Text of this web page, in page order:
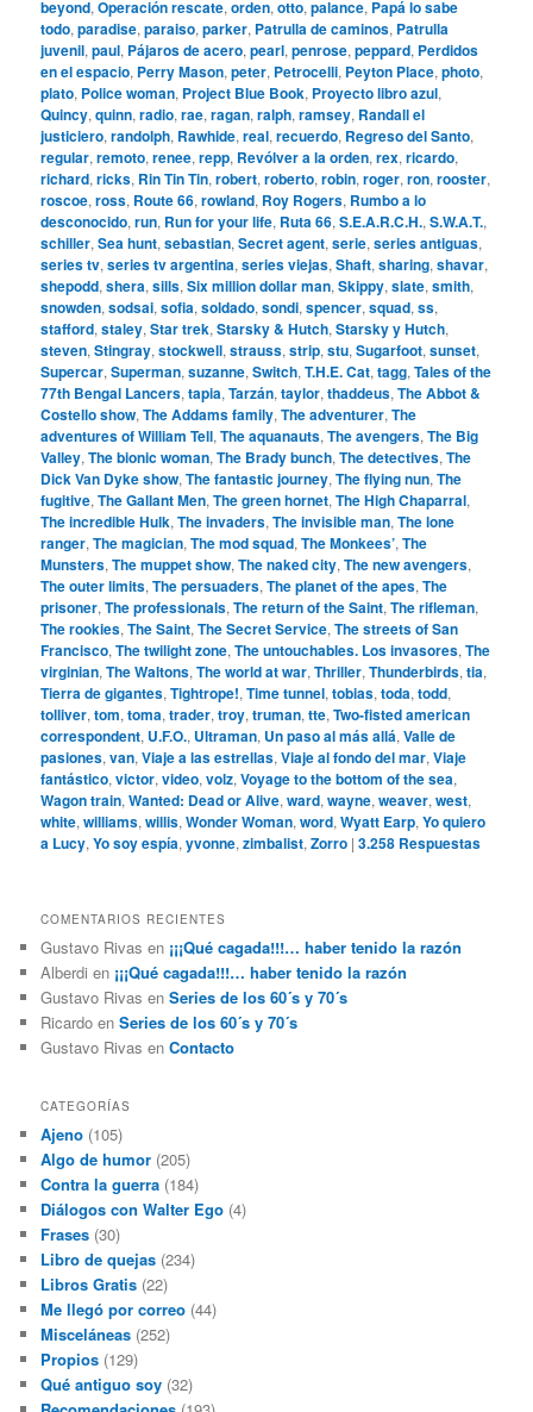
beyond,Operación rescate,orden,otto,palance, Papá lo sabe
todo,paradise,paraiso,parker, Patrulla de caminos, Patrulla
juvenil,paul, Pájaros de acero,pearl,penrose,peppard, Perdidos
en el espacio, Perry Mason,peter, Petrocelli, Peyton Place,photo,
plato, Police woman, Project Blue Book, Proyecto libro azul,
Quincy,quinn,radio,rae,ragan,ralph,ramsey, Randall el
justiciero,randolph, Rawhide,real,recuerdo, Regreso del Santo,
regular,remoto,renee,repp, Revólver a la orden,rex,ricardo,
richard,ricks, Rin Tin Tin,robert,roberto,robin,roger,ron,rooster,
roscoe,ross, Route 66,rowland, Roy Rogers, Rumbo a lo
desconocido,run, Run for your life, Ruta 66,S.E.A.R.C.H.,S.W.A.T.,
schiller,Sea hunt,sebastian,Secret agent,serie,series antiguas,
series tv,series tv argentina,series viejas,Shaft,sharing,shavar,
shepodd,shera,sills,Six million dollar man,Skippy,slate,smith,
snowden,sodsai,sofia,soldado,sondi,spencer,squad,ss,
stafford,staley,Star trek,Starsky & Hutch,Starsky y Hutch,
steven,Stingray,stockwell,strauss,strip,stu,Sugarfoot,sunset,
Supercar,Superman,suzanne,Switch,T.H.E. Cat,tagg,Tales of the
77th Bengal Lancers,tapia,Tarzán,taylor,thaddeus,The Abbot &
Costello show,The Addams family,The adventurer,The
adventures of William Tell,The aquanauts,The avengers,The Big
Valley,The bionic woman,The Brady bunch,The detectives,The
Dick Van Dyke show,The fantastic journey,The flying nun,The
fugitive,The Gallant Men,The green hornet,The High Chaparral,
The incredible Hulk,The invaders,The invisible man,The lone
ranger,The magician,The mod squad,The Monkees’,The
Munsters,The muppet show,The naked city,The new avengers,
The outer limits,The persuaders,The planet of the apes,The
prisoner,The professionals,The return of the Saint,The rifleman,
The rookies,The Saint,The Secret Service,The streets of San
Francisco,The twilight zone,The untouchables. Los invasores,The
virginian,The Waltons,The world at war,Thriller,Thunderbirds,tia,
Tierra de gigantes,Tightrope!,Time tunnel,tobias,toda,todd,
tolliver,tom,toma,trader,troy,truman,tte,Two-fisted american
correspondent, U.F.O., Ultraman, Un paso al más allá,Valle de
pasiones,van,Viaje a las estrellas,Viaje al fondo del mar,Viaje
fantástico,victor,video,volz,Voyage to the bottom of the sea,
Wagon train,Wanted: Dead or Alive,ward,wayne,weaver,west,
white,williams,willis,Wonder Woman,word,Wyatt Earp,Yo quiero
a Lucy,Yo soy espía,yvonne,zimbalist,Zorro |3.258 Respuestas
COMENTARIOS RECIENTES
Gustavo Rivas en ¡¡¡Qué cagada!!!… haber tenido la razón
Alberdi en ¡¡¡Qué cagada!!!… haber tenido la razón
Gustavo Rivas enSeries de los 60´s y 70´s
Ricardo enSeries de los 60´s y 70´s
Gustavo Rivas enContacto
CATEGORÍAS
Ajeno (105)
Algo de humor (205)
Contra la guerra (184)
Diálogos con Walter Ego (4)
Frases (30)
Libro de quejas (234)
Libros Gratis (22)
Me llegó por correo (44)
Misceláneas (252)
Propios (129)
Qué antiguo soy (32)